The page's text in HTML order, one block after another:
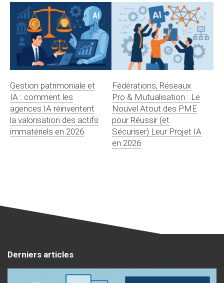
Gestion patrimoniale et
IA : comment les
agences IA réinventent
la valorisation des actifs
immatériels en 2026
Fédérations, Réseaux
Pro & Mutualisation : Le
Nouvel Atout des PME
pour Réussir (et
Sécuriser) Leur Projet IA
en 2026
Derniers articles